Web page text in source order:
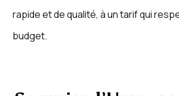
rapide et de qualité, à un tarif qui
budget.